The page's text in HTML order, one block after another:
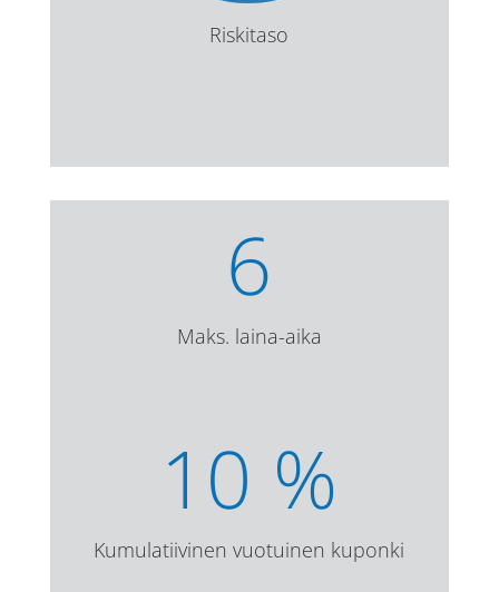
Riskitaso
6
Maks. laina-aika
10 %
Kumulatiivinen vuotuinen kuponki